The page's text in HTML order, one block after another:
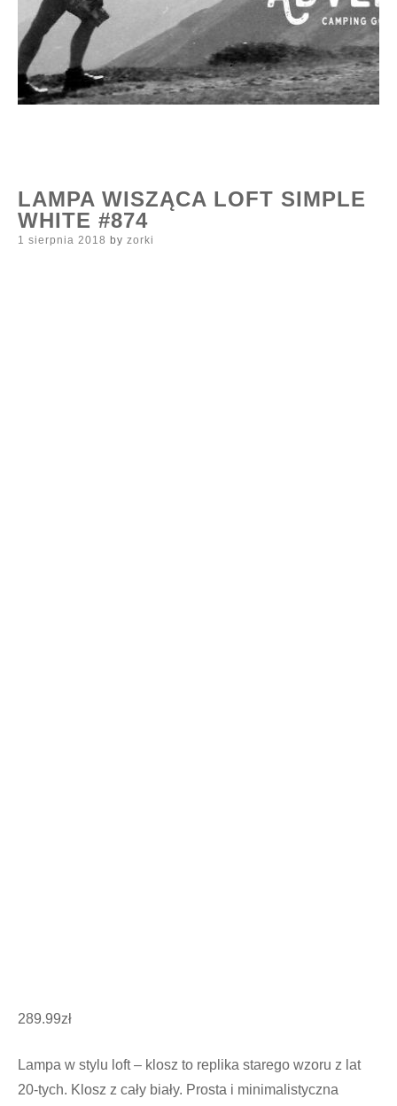
LAMPA WISZĄCA LOFT SIMPLE
WHITE #874
Posted
1 sierpnia 2018 by zorki
289.99zł
Lampa w stylu loft – klosz to replika starego wzoru z lat
20-tych. Klosz z cały biały. Prosta i minimalistyczna